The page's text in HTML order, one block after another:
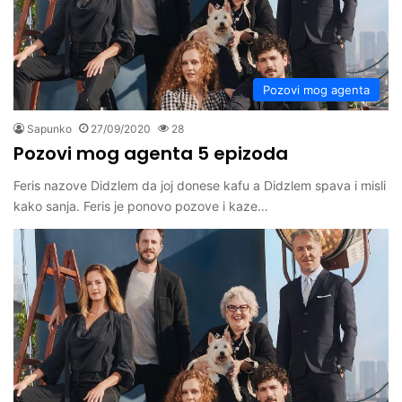
Pozovi mog agenta
Sapunko 27/09/2020 28
Pozovi mog agenta 5 epizoda
Feris nazove Didzlem da joj donese kafu a Didzlem spava i misli
kako sanja. Feris je ponovo pozove i kaze…